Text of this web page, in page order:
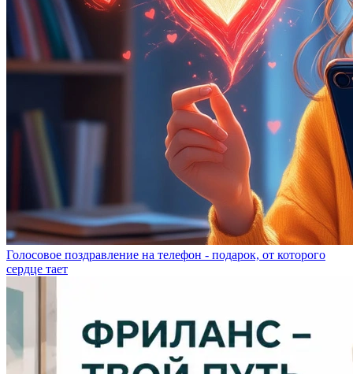
Голосовое поздравление на телефон - подарок, от которого
сердце тает